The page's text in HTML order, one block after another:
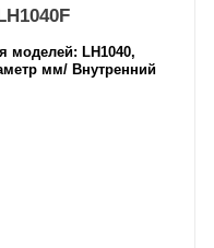
моделей: LH1040,
мм/ Внутренний